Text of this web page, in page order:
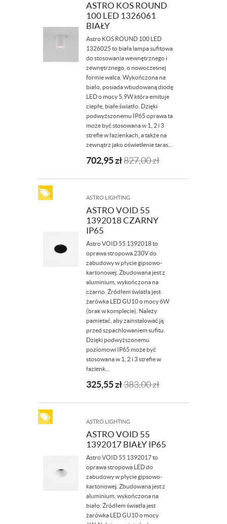
ASTRO KOS ROUND
100 LED 1326061
BIAŁY
Astro KOS ROUND 100 LED
1326025 to biała lampa sufitowa
do stosowania wewnętrznego i
zewnętrznego, o nowoczesnej
formie walca. Wykończona na
biało, posiada wbudowaną diodę
LED o mocy 5,9W która emituje
ciepłe, białe światło. Dzięki
podwyższonemu IP65 oprawa ta
może być stosowana w 1, 2 i 3
strefie w łazienkach, a także na
zewnątrz jako oświetlenie taras...
702,95zł827,00zł
ASTRO LIGHTING
ASTRO VOID 55
1392018 CZARNY
IP65
Astro VOID 55 1392018 to
oprawa stropowa 230V do
zabudowy w płycie gipsowo-
kartonowej. Zbudowana jest z
aluminium, wykończona na
czarno. Źródłem światła jest
żarówka LED GU10 o mocy 6W
(brak w komplecie). Należy
pamietać, aby zainstalować ją
przed szpachlowaniem sufitu.
Dzięki podwyższonemu
poziomowi IP65 może być
stosowana w 1, 2 i 3 strefie w
łazienk...
325,55zł383,00zł
ASTRO LIGHTING
ASTRO VOID 55
1392017 BIAŁY IP65
Astro VOID 55 1392017 to
oprawa stropowa LED do
zabudowy w płycie gipsowo-
kartonowej. Zbudowana jest z
aluminium, wykończona na
biało. Źródłem światła jest
żarówka LED GU10 o mocy